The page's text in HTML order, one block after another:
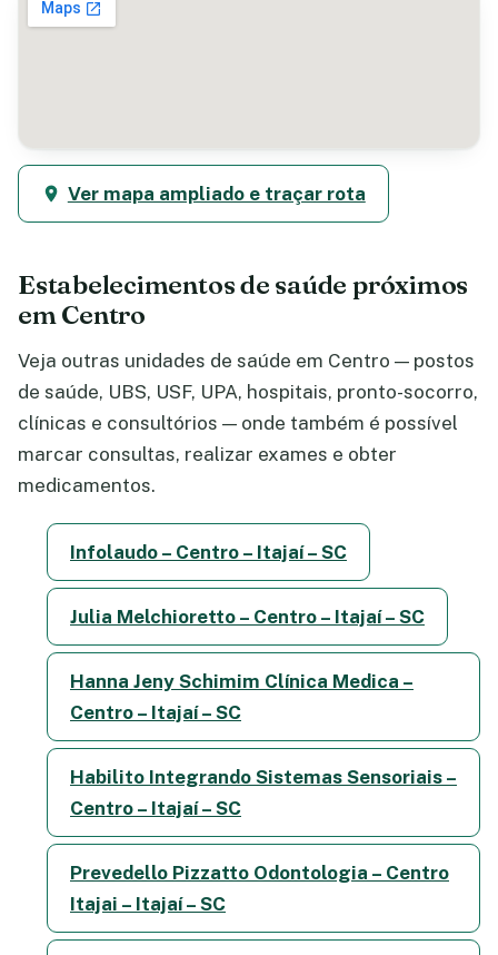
Ver mapa ampliado e traçar rota
Estabelecimentos de saúde próximos
em Centro
Veja outras unidades de saúde em Centro — postos
de saúde, UBS, USF, UPA, hospitais, pronto-socorro,
clínicas e consultórios — onde também é possível
marcar consultas, realizar exames e obter
medicamentos.
Infolaudo – Centro – Itajaí – SC
Julia Melchioretto – Centro – Itajaí – SC
Hanna Jeny Schimim Clínica Medica –
Centro – Itajaí – SC
Habilito Integrando Sistemas Sensoriais –
Centro – Itajaí – SC
Prevedello Pizzatto Odontologia – Centro
Itajai – Itajaí – SC